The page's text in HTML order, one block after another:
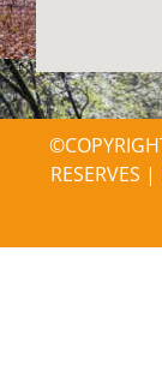
RESERVES |